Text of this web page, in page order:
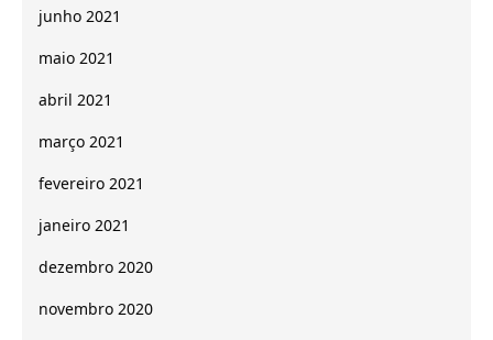
junho 2021
maio 2021
abril 2021
março 2021
fevereiro 2021
janeiro 2021
dezembro 2020
novembro 2020